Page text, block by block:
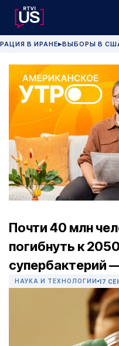
В ИРАНЕ▶ВЫБОРЫ В
Почти 40 млн
погибнуть к
супербактерий
НАУКА И ТЕХНОЛОГИИ 17